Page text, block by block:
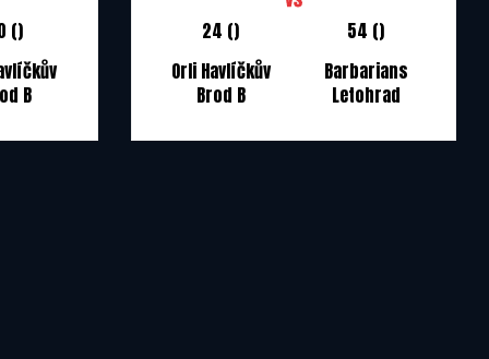
()
B
24 ()
Orli Havlíčkův
Brod B
54 ()
Barbarians
Letohrad